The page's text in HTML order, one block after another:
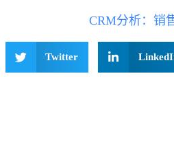
CRM分析：销
Twitter